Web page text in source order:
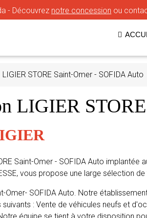
- Découvrez notre concession ou
LIGIER STORE Saint-Omer - SOFIDA Auto
LIGIER
Saint-Omer - SOFIDA Auto implantée
vous propose une large sélection de
Omer- SOFIDA Auto. Notre
: Vente de véhicules neufs et